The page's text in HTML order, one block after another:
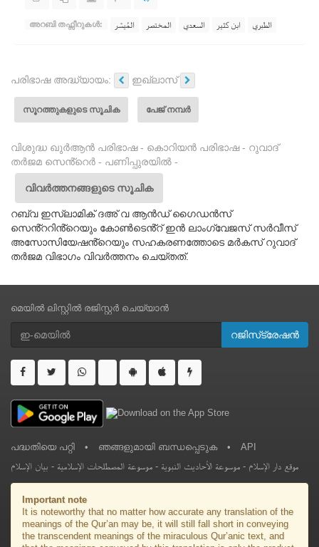
അറബി തഫ്സീറുകൾ: المُيسَّر المختصر السعدي ابن كثير الطبري
പരിഭാഷ അദ്ധ്യായം: ഇഖ്ലാസ്
സൂറത്തുകളുടെ സൂചിക പേജ് നമ്പർ
വിശുദ്ധ ഖുർആൻ പരിഭാഷ - കൊറിയൻ പരിഭാഷ - റുവാദ്
തർജമ സെൻ്റെർ - പണിപ്പുരയിൽ -
വിവർത്തനങ്ങളുടെ സൂചിക
റബ്‌വ ഇസ്‌ലാമിക് ദഅ് വ ആൻഡ് ഗൈഡൻസ്
സെൻ്ററിൻ്റെയും കോൺടെൻ്റ് ഇൻ ലാംഗ്വേജസ് സർവീസ്
അസോസിയേഷൻ്റെയും സഹകരണത്തോടെ മർകസ് റുവാദ്
തർജമ വിഭാഗം വിവർത്തനം ചെയ്തത്.
മെയിൽ ലിസ്റ്റിൽ രജിസ്റ്റർ ചെയ്യാൻ
റജിസ്‌ട്രേഷൻ
പദ്ധതിയെ പറ്റി • ഞങ്ങളുമായി ബന്ധപ്പെടുക •
API
موقع دار الإسلام - موسوعة الأحاديث النبوية - موسوعة المصطلحات الإسلامية - بيان الإسلام
Important note
It is noteworthy that no matter how accurate any translation of the
meanings of the Qur’an may be, it will still fall short in conveying
the transcendent meanings of the miraculous Qur’anic text, and